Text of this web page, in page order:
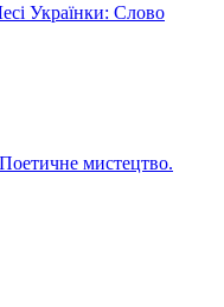
Українки: Слово
мистецтво.